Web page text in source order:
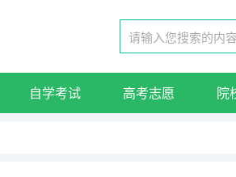
自学考试 高考志愿 院